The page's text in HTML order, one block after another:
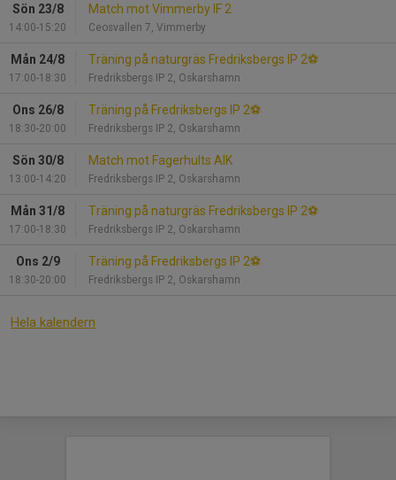
Sön 23/8
14:00-15:20
Match mot Vimmerby IF 2
Ceosvallen 7, Vimmerby
Mån 24/8
17:00-18:30
Träning på naturgräs Fredriksbergs IP 2⚽
Fredriksbergs IP 2, Oskarshamn
Ons 26/8
18:30-20:00
Träning på Fredriksbergs IP 2⚽️
Fredriksbergs IP 2, Oskarshamn
Sön 30/8
13:00-14:20
Match mot Fagerhults AIK
Fredriksbergs IP 2, Oskarshamn
Mån 31/8
17:00-18:30
Träning på naturgräs Fredriksbergs IP 2⚽
Fredriksbergs IP 2, Oskarshamn
Ons 2/9
18:30-20:00
Träning på Fredriksbergs IP 2⚽️
Fredriksbergs IP 2, Oskarshamn
Hela kalendern